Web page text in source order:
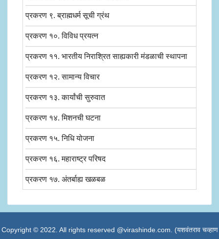
प्रकरण ९. ब्राह्मधर्म सूची ग्रंथ
प्रकरण १०. विविध प्रयत्न
प्रकरण ११. भारतीय निराश्रित साह्यकारी मंडळाची स्थापना
प्रकरण १२. सामान्य विचार
प्रकरण १३. कार्यांची सुरुवात
प्रकरण १४. मिशनची घटना
प्रकरण १५. निधि योजना
प्रकरण १६. महाराष्ट्र परिषद
प्रकरण १७. अंतर्बाह्य खळबळ
Copyright © 2022. All rights reserved @virashinde.com. (यशवंतराव चव्हाण